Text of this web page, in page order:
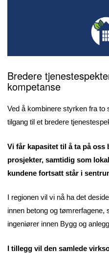
Bredere
kompetanse
Ved å kombinere styrken fra to
tilgang til et bredere
Vi får kapasitet til å ta på oss
prosjekter, samtidig som
kundene fortsatt står i
I regionen vil vi nå ha det
innen betong og
ingeniører innen Bygg og
I tillegg vil den samlede